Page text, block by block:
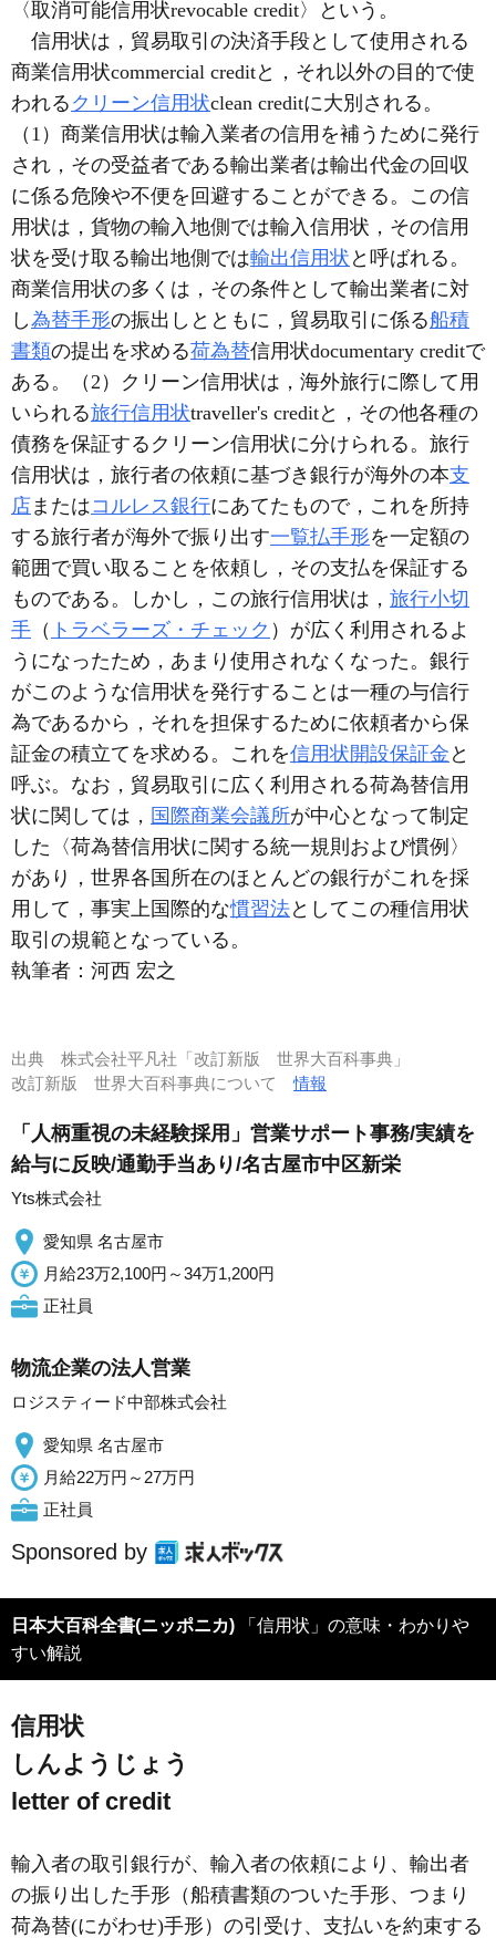
〈取消可能信用状revocable credit〉という。
信用状は，貿易取引の決済手段として使用される
商業信用状commercial creditと，それ以外の目的で使
われる クリーン信用状clean creditに大別される。
（1）商業信用状は輸入業者の信用を補うために発行
され，その受益者である輸出業者は輸出代金の回収
に係る危険や不便を回避することができる。この信
用状は，貨物の輸入地側では輸入信用状，その信用
状を受け取る輸出地側では輸出信用状 と呼ばれる。
商業信用状の多くは，その条件として輸出業者に対
し為替手形の振出しとともに，貿易取引に係る船積
書類の提出を求める荷為替信用状documentary creditで
ある。（2）クリーン信用状は，海外旅行に際して用
いられる旅行信用状traveller's creditと，その他各種の
債務を保証するクリーン信用状に分けられる。旅行
信用状は，旅行者の依頼に基づき銀行が海外の本支
店またはコルレス銀行にあてたもので，これを所持
する旅行者が海外で振り出す一覧払手形を一定額の
範囲で買い取ることを依頼し，その支払を保証する
ものである。しかし，この旅行信用状は， 旅行小切
手 （ トラベラーズ・チェック ）が広く利用されるよ
うになったため，あまり使用されなくなった。銀行
がこのような信用状を発行することは一種の与信行
為であるから，それを担保するために依頼者から保
証金の積立てを求める。これを信用状開設保証金 と
呼ぶ。なお，貿易取引に広く利用される荷為替信用
状に関しては， 国際商業会議所が中心となって制定
した〈荷為替信用状に関する統一規則および慣例〉
があり，世界各国所在のほとんどの銀行がこれを採
用して，事実上国際的な慣習法としてこの種信用状
取引の規範となっている。
執筆者： 河西 宏之
出典 株式会社平凡社「改訂新版 世界大百科事典」
改訂新版 世界大百科事典について情報
「人柄重視の未経験採用」営業サポート事務/実績を
給与に反映/通勤手当あり/名古屋市中区新栄
Yts株式会社
愛知県 名古屋市
月給23万2,100円～34万1,200円
正社員
物流企業の法人営業
ロジスティード中部株式会社
愛知県 名古屋市
月給22万円～27万円
正社員
Sponsored by
日本大百科全書(ニッポニカ) 「信用状」の意味・わかりや
すい解説
信用状
しんようじょう
letter of credit
輸入者の取引銀行が、輸入者の依頼により、輸出者
の振り出した手形（船積書類のついた手形、つまり
荷為替(にがわせ)手形）の引受け、支払いを約束する